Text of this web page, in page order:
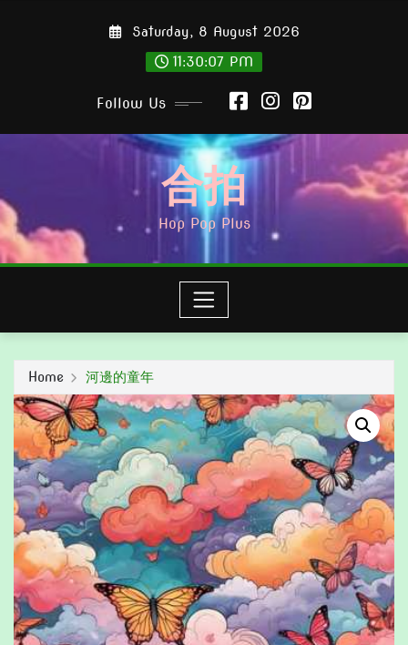
Saturday, 8 August 2026
11:30:08 PM
Follow Us
合拍
Hop Pop Plus
Home 河邊的童年